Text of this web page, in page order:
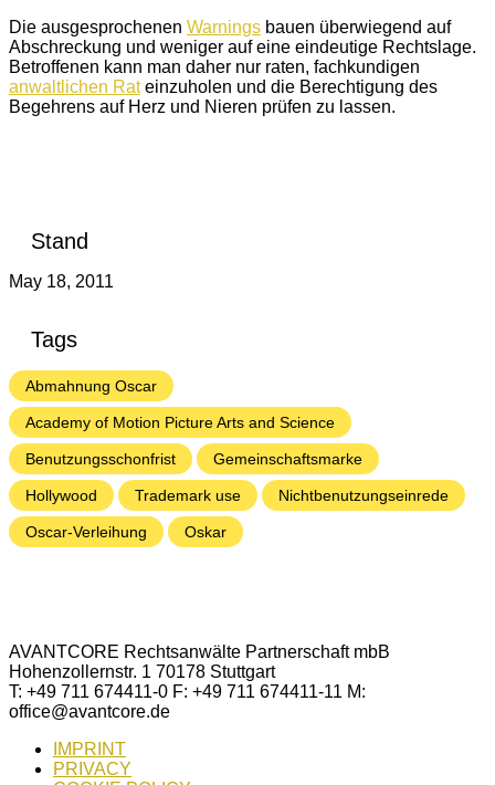
Die ausgesprochenen Warnings bauen überwiegend auf
Abschreckung und weniger auf eine eindeutige Rechtslage.
Betroffenen kann man daher nur raten, fachkundigen
anwaltlichen Rateinzuholen und die Berechtigung des
Begehrens auf Herz und Nieren prüfen zu lassen.
Stand
May 18, 2011
Tags
Abmahnung Oscar
Academy of Motion Picture Arts and Science
Benutzungsschonfrist Gemeinschaftsmarke
Hollywood Trademark use Nichtbenutzungseinrede
Oscar-Verleihung Oskar
AVANTCORE Rechtsanwälte Partnerschaft mbB
Hohenzollernstr. 1 70178 Stuttgart
T: +49 711 674411-0 F: +49 711 674411-11 M:
office@avantcore.de
IMPRINT
PRIVACY